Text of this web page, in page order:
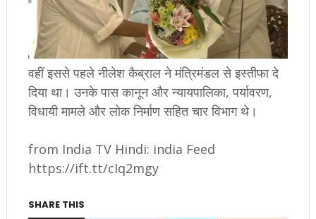
वहीं इससे पहले नीलेश कैब्राल ने मंत्रिमंडल से इस्तीफा दे
दिया था। उनके पास कानून और न्यायपालिका, पर्यावरण,
विधायी मामले और लोक निर्माण सहित चार विभाग थे।
from India TV Hindi: india Feed
https://ift.tt/cIq2mgy
SHARE THIS